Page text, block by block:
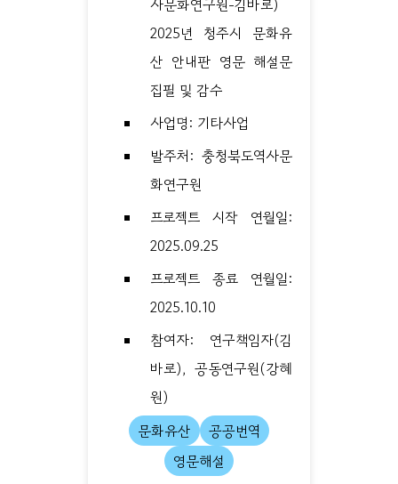
2025년 청주시 문화유
산 안내판 영문 해설문
집필 및 감수
사업명: 기타사업
발주처: 충청북도역사문
화연구원
프로젝트 시작 연월일:
2025.09.25
프로젝트 종료 연월일:
2025.10.10
참여자: 연구책임자(김
바로), 공동연구원(강혜
원)
문화유산
공공번역
영문해설